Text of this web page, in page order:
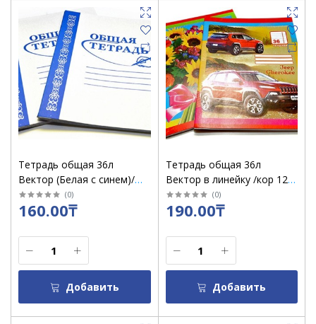
Тетрадь общая 36л
Вектор (Белая с синем)/
кор 120
(0)
160.00₸
Добавить
Тетрадь общая 36л
Вектор в линейку /кор 120
шт
(0)
190.00₸
Добавить